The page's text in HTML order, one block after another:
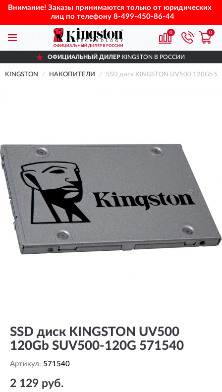
Внимание! Заказы принимаются только от юридических
лиц по телефону 8-499-450-86-44
0 0
ОФИЦИАЛЬНЫЙ ДИЛЕР KINGSTON В РОССИИ
KINGSTON НАКОПИТЕЛИ SSD диск KINGSTON UV500 120Gb
SSD диск KINGSTON UV500
120Gb SUV500-120G 571540
Артикул: 571540
2 129 руб.